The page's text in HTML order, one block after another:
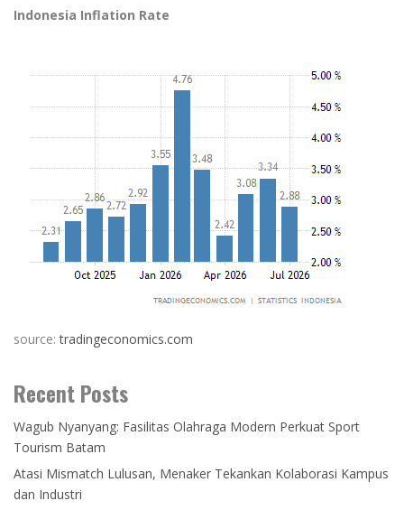
Indonesia Inflation Rate
source:tradingeconomics.com
Recent Posts
Wagub Nyanyang: Fasilitas Olahraga Modern Perkuat Sport
Tourism Batam
Atasi Mismatch Lulusan, Menaker Tekankan Kolaborasi Kampus
dan Industri